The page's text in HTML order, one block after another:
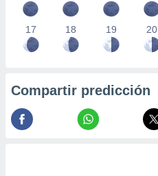
17 18 19 20
Compartir predicción